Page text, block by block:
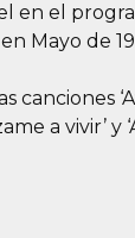
en el
Mayo de
a vivir’ y